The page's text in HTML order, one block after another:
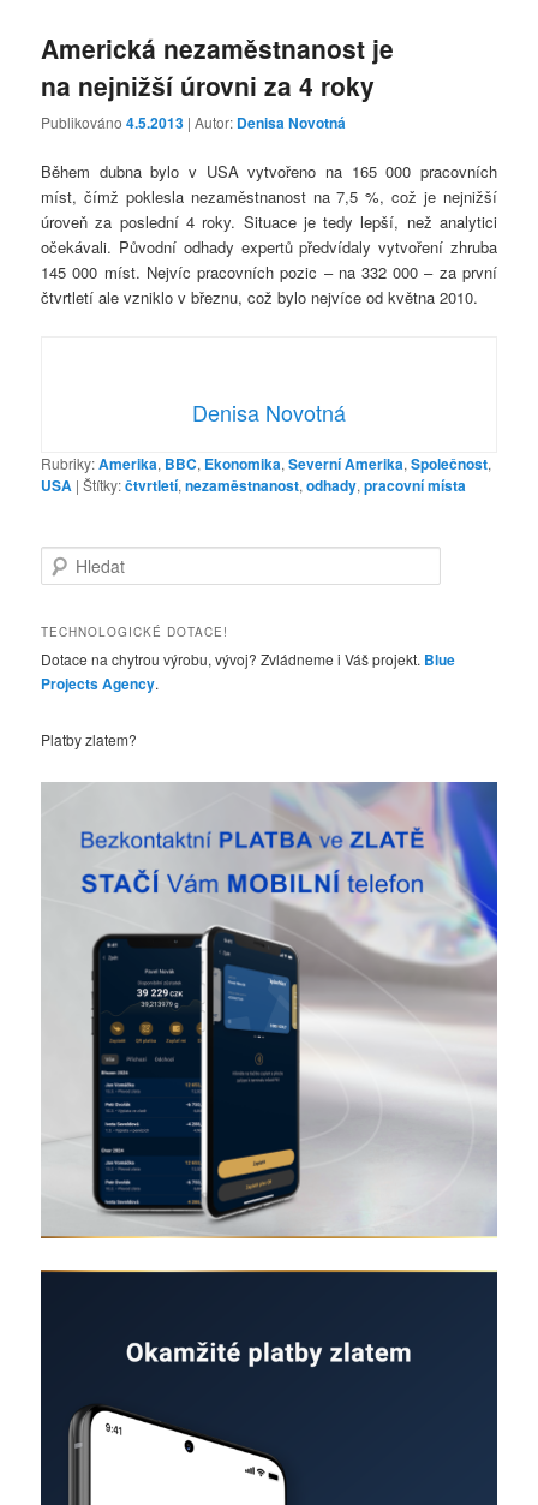
Americká nezaměstnanost je
na nejnižší úrovni za 4 roky
Publikováno4.5.2013 | Autor: Denisa Novotná
Během dubna bylo v USA vytvořeno na 165 000 pracovních
míst, čímž poklesla nezaměstnanost na 7,5 %, což je nejnižší
úroveň za poslední 4 roky. Situace je tedy lepší, než analytici
očekávali. Původní odhady expertů předvídaly vytvoření zhruba
145 000 míst. Nejvíc pracovních pozic – na 332 000 – za první
čtvrtletí ale vzniklo v březnu, což bylo nejvíce od května 2010.
Denisa Novotná
Rubriky:Amerika, BBC, Ekonomika,Severní Amerika,Společnost,
USA |Štítky:čtvrtletí,nezaměstnanost,odhady,pracovní místa
l
d
t
TECHNOLOGICKÉ DOTACE!
Dotace na chytrou výrobu, vývoj? Zvládneme i Váš projekt. Blue
Projects Agency.
Platby zlatem?